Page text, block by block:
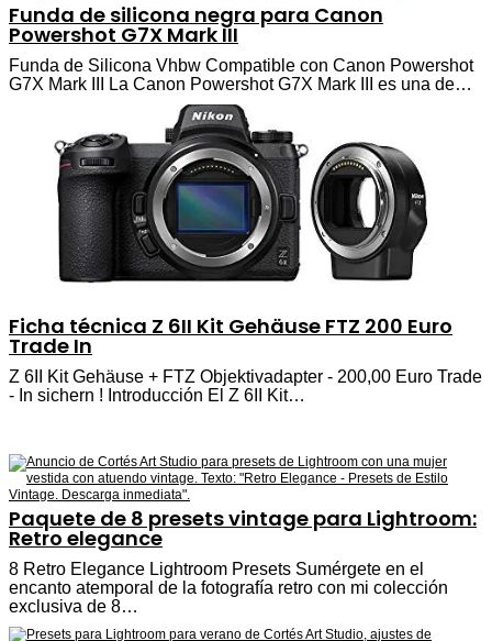
Funda de silicona negra para Canon
Powershot G7X Mark III
Funda de Silicona Vhbw Compatible con Canon Powershot
G7X Mark III La Canon Powershot G7X Mark III es una de…
Ficha técnica Z 6II Kit Gehäuse FTZ 200 Euro
Trade In
Z 6II Kit Gehäuse + FTZ Objektivadapter - 200,00 Euro Trade
- In sichern ! Introducción El Z 6II Kit…
Paquete de 8 presets vintage para Lightroom:
Retro elegance
8 Retro Elegance Lightroom Presets Sumérgete en el
encanto atemporal de la fotografía retro con mi colección
exclusiva de 8…